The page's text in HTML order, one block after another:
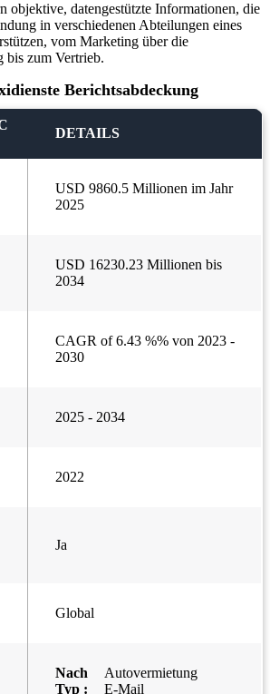
objektive, datengestützte Informationen, die
in verschiedenen Abteilungen eines
vom Marketing über die
bis zum Vertrieb.
Berichtsabdeckung
DETAILS
USD 9860.5 Millionen im Jahr
2025
USD 16230.23 Millionen bis
2034
CAGR of 6.43 %% von 2023 -
2030
2025 - 2034
2022
Ja
Global
Nach
Typ :
Autovermietung
E-Mail